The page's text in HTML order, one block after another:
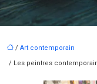
/ Art contemporain
/ Les peintres